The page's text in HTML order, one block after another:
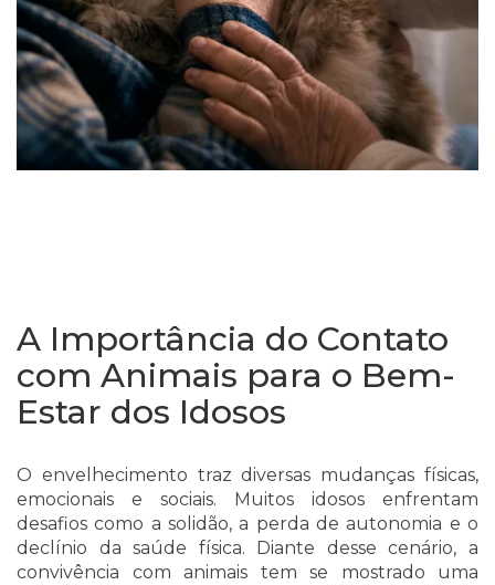
A Importância do Contato
com Animais para o Bem-
Estar dos Idosos
O envelhecimento traz diversas mudanças físicas,
emocionais e sociais. Muitos idosos enfrentam
desafios como a solidão, a perda de autonomia e o
declínio da saúde física. Diante desse cenário, a
convivência com animais tem se mostrado uma